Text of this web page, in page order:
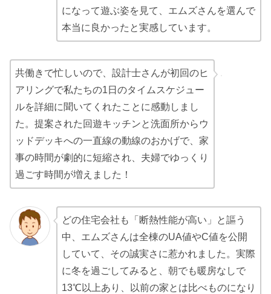
になって遊ぶ姿を見て、エムズさんを選んで
本当に良かったと実感しています。
共働きで忙しいので、設計士さんが初回のヒ
アリングで私たちの1日のタイムスケジュー
ルを詳細に聞いてくれたことに感動しまし
た。提案された回遊キッチンと洗面所からウ
ッドデッキへの一直線の動線のおかげで、家
事の時間が劇的に短縮され、夫婦でゆっくり
過ごす時間が増えました！
どの住宅会社も「断熱性能が高い」と謳う
中、エムズさんは全棟のUA値やC値を公開
していて、その誠実さに惹かれました。実際
に冬を過ごしてみると、朝でも暖房なしで
13℃以上あり、以前の家とは比べものになり